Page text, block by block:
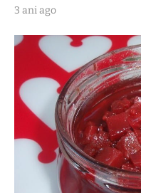
3 ani ago